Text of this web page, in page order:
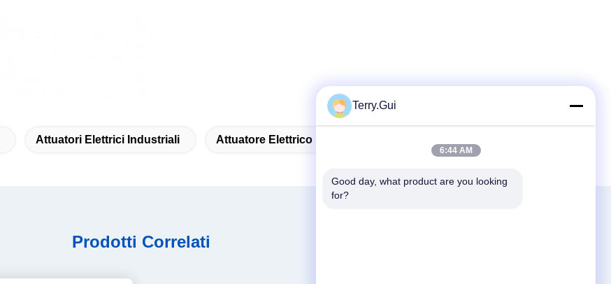
Attuatori Elettrici Industriali Attuatore Elettrico Di Valvola D'aria
Prodotti Correlati
Terry.Gui
6:44 AM
Good day, what product are you looking
for?